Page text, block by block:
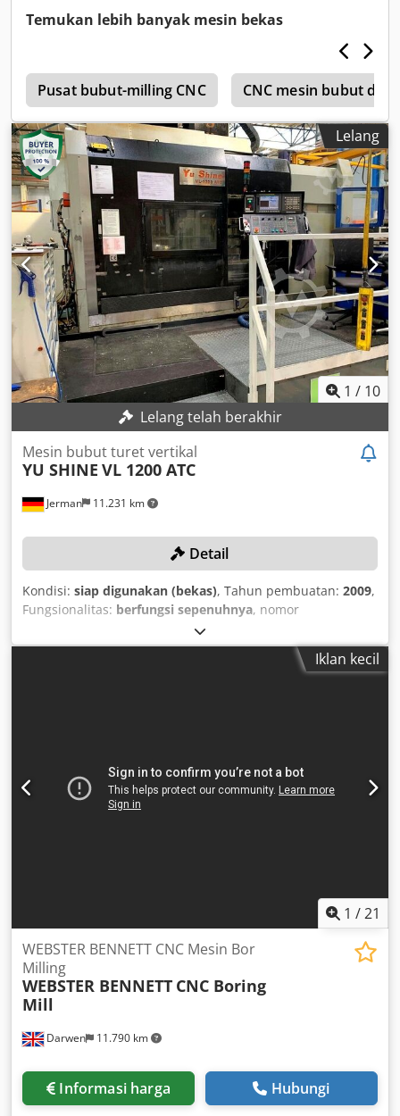
Temukan lebih banyak mesin bekas
Pusat bubut-milling CNC CNC mesin bubut
Lelang
1 / 10
Lelang telah berakhir
Jerman 11.231 km
Mesin bubut turet vertikal
YU SHINE VL 1200 ATC
Detail
Kondisi: siap digunakan (bekas), Tahun pembuatan: 2009,
Fungsionalitas: berfungsi sepenuhnya, nomor
, tinggi pembubutan:
berat benda kerja (maks.):5.000 kg, diameter
, diameter pelat muka: 1.250 mm,
Iklan kecil
1 /21
Darwen 11.790 km
WEBSTER BENNETT CNC Mesin Bor
Milling
WEBSTER BENNETT CNC Boring
Mill
Informasi harga Hubungi